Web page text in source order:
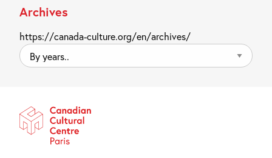
Archives
https://canada-culture.org/en/archives/
By
years..